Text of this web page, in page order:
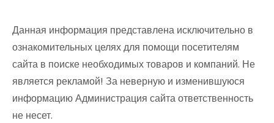
Данная информация представлена исключительно в
ознакомительных целях для помощи посетителям
сайта в поиске необходимых товаров и компаний. Не
является рекламой! За неверную и изменившуюся
информацию Администрация сайта ответственность
не несет.